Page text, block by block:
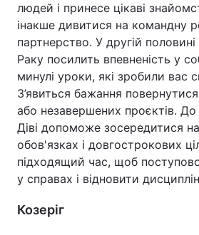
людей і принесе цікаві
інакше дивитися на командну
партнерство. У другій
Раку посилить впевненість у
минулі уроки, які зробили вас
З’явиться бажання
або незавершених проєктів.
Діві допоможе зосередитися
обов'язках і довгострокових
підходящий час, щоб
у справах і відновити
Козеріг